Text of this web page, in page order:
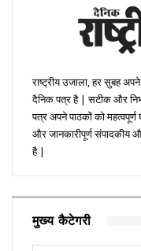
राष्ट्रीय उजाला, हर सुबह
दैनिक पत्र है | सटीक और
पत्र अपने पाठकों को
और जानकारीपूर्ण संपादकीय
है |
मुख्य कैटेगरी